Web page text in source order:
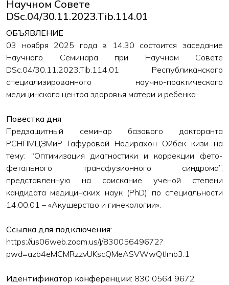
Научном Совете
DSc.04/30.11.2023.Tib.114.01
ОБЪЯВЛЕНИЕ
03 ноября 2025 года в 14.30 состоится заседание
Научного Семинара при Научном Совете
DSc.04/30.11.2023.Tib.114.01 Республиканского
специализированного научно-практического
медицинского центра здоровья матери и ребенка
Повестка дня
Предзащитный семинар базового докторанта
РСНПМЦЗМиР Гафуровой Нодирахон Ойбек кизи на
тему: “Оптимизация диагностики и коррекции фето-
фетального трансфузионного синдрома”,
представленную на соискание ученой степени
кандидата медицинских наук (PhD) по специальности
14.00.01 – «Акушерство и гинекологии».
Ссылка для подключения:
https://us06web.zoom.us/j/83005649672?
pwd=azb4eMCMRzzvUKscQMeASVWwQtImb3.1
Идентификатор конференции: 830 0564 9672